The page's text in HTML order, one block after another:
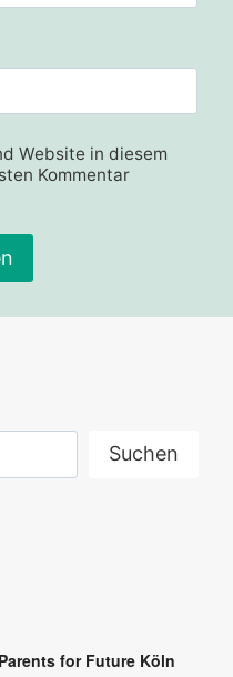
Website in diesem
Kommentar
Suchen
for Future Köln